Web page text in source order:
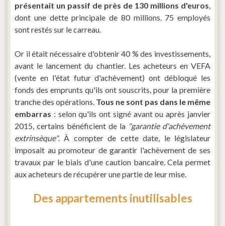
présentait un passif de près de 130 millions d'euros,
dont une dette principale de 80 millions. 75 employés
sont restés sur le carreau.
Or il était nécessaire d'obtenir 40 % des investissements,
avant le lancement du chantier. Les acheteurs en VEFA
(vente en l'état futur d'achèvement) ont débloqué les
fonds des emprunts qu'ils ont souscrits, pour la première
tranche des opérations. Tous ne sont pas dans le même
embarras : selon qu'ils ont signé avant ou après janvier
2015, certains bénéficient de la "garantie d'achèvement
extrinsèque". À compter de cette date, le législateur
imposait au promoteur de garantir l'achèvement de ses
travaux par le biais d'une caution bancaire. Cela permet
aux acheteurs de récupérer une partie de leur mise.
Des appartements inutilisables